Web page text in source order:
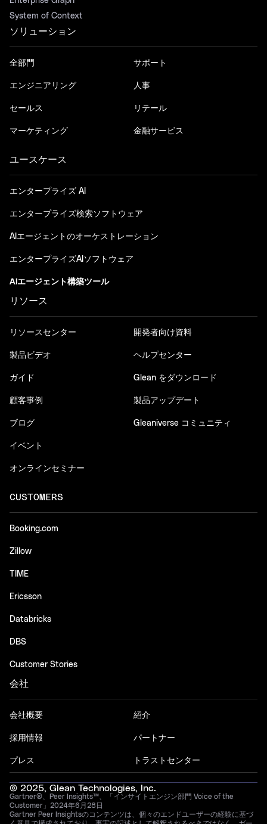
System of Context
ソリューション
全部門
エンジニアリング
セールス
マーケティング
サポート
人事
リテール
金融サービス
ユースケース
エンタープライズ AI
エンタープライズ検索ソフトウェア
AIエージェントのオーケストレーション
エンタープライズAIソフトウェア
AIエージェント構築ツール
リソース
リソースセンター
製品ビデオ
ガイド
顧客事例
ブログ
イベント
オンラインセミナー
開発者向け資料
ヘルプセンター
Glean をダウンロード
製品アップデート
Gleaniverse コミュニティ
CUSTOMERS
Booking.com
Zillow
TIME
Ericsson
Databricks
DBS
Customer Stories
会社
会社概要
採用情報
プレス
紹介
パートナー
トラストセンター
© 2025, Glean Technologies, Inc.
Gartner®、Peer Insights™、「インサイトエンジン部門 Voice of the
Customer」2024年6月28日
Gartner Peer Insightsのコンテンツは、個々のエンドユーザーの経験に基づ